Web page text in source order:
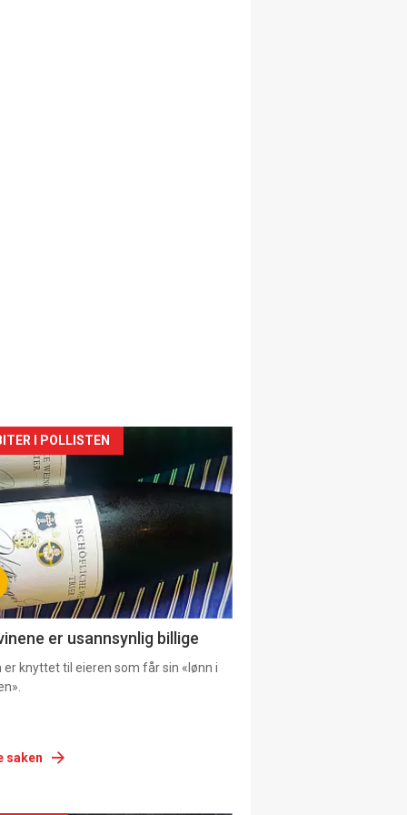
I POLLISTEN
er usannsynlig billige
er knyttet til eieren som får sin «lønn i
saken